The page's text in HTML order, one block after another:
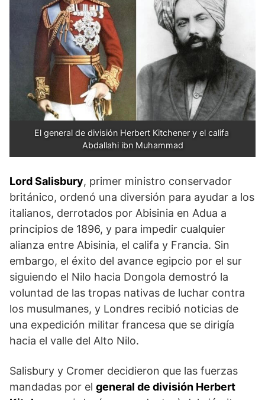
El general de división Herbert Kitchener y el califa
Abdallahi ibn Muhammad
Lord Salisbury, primer ministro conservador
británico, ordenó una diversión para ayudar a los
italianos, derrotados por Abisinia en Adua a
principios de 1896, y para impe­dir cualquier
alianza entre Abisinia, el califa y Francia. Sin
embargo, el éxito del avance egipcio por el sur
siguiendo el Nilo hacia Dongola demostró la
volun­tad de las tropas nativas de luchar contra
los musul­manes, y Londres recibió noticias de
una expedición militar francesa que se dirigía
hacia el valle del Alto Nilo.
Salisbury y Cromer decidieron que las fuerzas
man­dadas por el general de división Herbert